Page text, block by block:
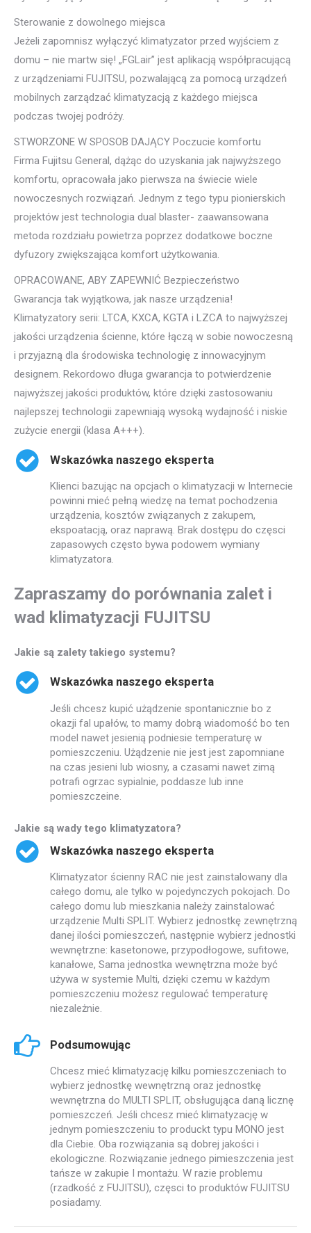
Sterowanie z dowolnego miejsca
Jeżeli zapomnisz wyłączyć klimatyzator przed wyjściem z
domu – nie martw się! „FGLair” jest aplikacją współpracującą
z urządzeniami FUJITSU, pozwalającą za pomocą urządzeń
mobilnych zarządzać klimatyzacją z każdego miejsca
podczas twojej podróży.
STWORZONE W SPOSOB DAJĄCY Poczucie komfortu
Firma Fujitsu General, dążąc do uzyskania jak najwyższego
komfortu, opracowała jako pierwsza na świecie wiele
nowoczesnych rozwiązań. Jednym z tego typu pionierskich
projektów jest technologia dual blaster- zaawansowana
metoda rozdziału powietrza poprzez dodatkowe boczne
dyfuzory zwiększająca komfort użytkowania.
OPRACOWANE, ABY ZAPEWNIĆ Bezpieczeństwo
Gwarancja tak wyjątkowa, jak nasze urządzenia!
Klimatyzatory serii: LTCA, KXCA, KGTA i LZCA to najwyższej
jakości urządzenia ścienne, które łączą w sobie nowoczesną
i przyjazną dla środowiska technologię z innowacyjnym
designem. Rekordowo długa gwarancja to potwierdzenie
najwyższej jakości produktów, które dzięki zastosowaniu
najlepszej technologii zapewniają wysoką wydajność i niskie
zużycie energii (klasa A+++).
Wskazówka naszego eksperta
Klienci bazując na opcjach o klimatyzacji w Internecie
powinni mieć pełną wiedzę na temat pochodzenia
urządzenia, kosztów związanych z zakupem,
ekspoatacją, oraz naprawą. Brak dostępu do częsci
zapasowych często bywa podowem wymiany
klimatyzatora.
Zapraszamy do porównania zalet i
wad klimatyzacji FUJITSU
Jakie są zalety takiego systemu?
Wskazówka naszego eksperta
Jeśli chcesz kupić użądzenie spontanicznie bo z
okazji fal upałów, to mamy dobrą wiadomość bo ten
model nawet jesienią podniesie temperaturę w
pomieszczeniu. Użądzenie nie jest jest zapomniane
na czas jesieni lub wiosny, a czasami nawet zimą
potrafi ogrzac sypialnie, poddasze lub inne
pomieszczeine.
Jakie są wady tego klimatyzatora?
Wskazówka naszego eksperta
Klimatyzator ścienny RAC nie jest zainstalowany dla
całego domu, ale tylko w pojedynczych pokojach. Do
całego domu lub mieszkania należy zainstalować
urządzenie Multi SPLIT. Wybierz jednostkę zewnętrzną
danej ilości pomieszczeń, następnie wybierz jednostki
wewnętrzne: kasetonowe, przypodłogowe, sufitowe,
kanałowe, Sama jednostka wewnętrzna może być
używa w systemie Multi, dzięki czemu w każdym
pomieszczeniu możesz regulować temperaturę
niezależnie.
Podsumowując
Chcesz mieć klimatyzację kilku pomieszczeniach to
wybierz jednostkę wewnętrzną oraz jednostkę
wewnętrzna do MULTI SPLIT, obsługująca daną licznę
pomieszczeń. Jeśli chcesz mieć klimatyzację w
jednym pomieszczeniu to produckt typu MONO jest
dla Ciebie. Oba rozwiązania są dobrej jakości i
ekologiczne. Rozwiązanie jednego pimieszczenia jest
tańsze w zakupie I montażu. W razie problemu
(rzadkość z FUJITSU), częsci to produktów FUJITSU
posiadamy.